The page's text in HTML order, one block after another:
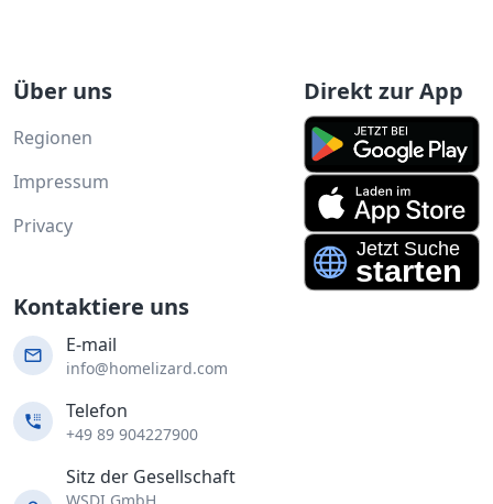
Über uns
Regionen
Impressum
Privacy
Direkt zur App
Kontaktiere uns
E-mail
info@homelizard.com
Telefon
+49 89 904227900
Sitz der Gesellschaft